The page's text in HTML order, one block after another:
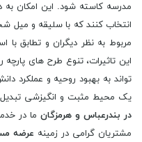
مدرسه کاسته شود. این امکان به
انتخاب کنند که با سلیقه و میل
مربوط به نظر دیگران و تطابق
این تاثیرات، تنوع طرح های
تواند به بهبود روحیه و عملکرد
یک محیط مثبت و انگیزشی
در بندرعباس و هرمزگان ما در
مشتریان گرامی در زمینه عرضه